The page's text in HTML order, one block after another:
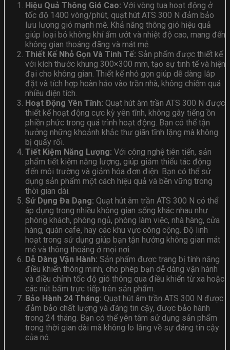
Hiệu Quả Thông Gió Cao: Với vòng tua hoạt động ở
tốc độ 1400 vòng/phút, quạt hút ATS 300 N đảm bảo
lưu lượng gió mạnh mẽ. Khả năng thông gió hiệu quả
giúp loại bỏ không khí ẩm ướt và nhiệt độ cao, mang đến
không gian thoáng đãng và mát mẻ.
Thiết Kế Nhỏ Gọn Và Tinh Tế: Sản phẩm được thiết kế
với kích thước khung 300×300 mm, tạo sự tinh tế và hiện
đại cho không gian. Thiết kế nhỏ gọn giúp dễ dàng lắp
đặt và tích hợp hoàn hảo vào trần nhà, không chiếm quá
nhiều diện tích.
Hoạt Động Yên Tĩnh: Quạt hút âm trần ATS 300 N được
thiết kế hoạt động cực kỳ yên tĩnh, không gây tiếng ồn
phiền phức trong quá trình hoạt động. Bạn có thể tận
hưởng những khoảnh khắc thư giãn tĩnh lặng mà không
bị quấy rối.
Tiết Kiệm Năng Lượng: Với công nghệ tiên tiến, sản
phẩm tiết kiệm năng lượng, giúp giảm thiểu tác động
đến môi trường và giảm hóa đơn điện. Bạn có thể sử
dụng sản phẩm một cách hiệu quả và bền vững trong
thời gian dài.
Sử Dụng Đa Dạng: Quạt hút âm trần ATS 300 N có thể
áp dụng trong nhiều không gian sống khác nhau như
phòng khách, phòng ngủ, phòng làm việc, nhà hàng, cửa
hàng, quán cafe, hay các khu vực công cộng. Độ linh
hoạt trong sử dụng giúp bạn tận hưởng không gian mát
mẻ và thông thoáng ở mọi nơi.
Dễ Dàng Vận Hành: Sản phẩm được trang bị tính năng
điều khiển thông minh, cho phép bạn dễ dàng vận hành
và điều chỉnh tốc độ gió thông qua điều khiển từ xa hoặc
các nút bấm trực tiếp trên sản phẩm.
Bảo Hành 24 Tháng: Quạt hút âm trần ATS 300 N được
đảm bảo chất lượng và đáng tin cậy, được bảo hành
trong 24 tháng. Bạn có thể yên tâm sử dụng sản phẩm
trong thời gian dài mà không lo lắng về sự đáng tin cậy
của nó.